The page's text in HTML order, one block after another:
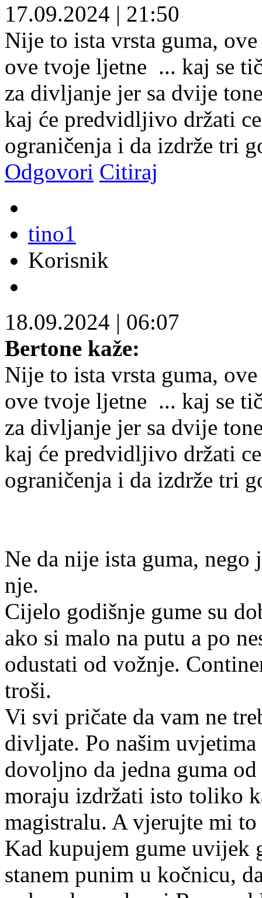
17.09.2024 | 21:50
Nije to ista vrsta guma,
ove tvoje ljetne ... kaj se
za divljanje jer sa dvije
kaj će predvidljivo držati
ograničenja i da izdrže tri
Odgovori Citiraj
tino1
Korisnik
18.09.2024 | 06:07
Bertone kaže:
Nije to ista vrsta guma,
ove tvoje ljetne ... kaj se
za divljanje jer sa dvije
kaj će predvidljivo držati
ograničenja i da izdrže tri
Ne da nije ista guma,
nje.
Cijelo godišnje gume su
ako si malo na putu a po
odustati od vožnje.
troši.
Vi svi pričate da vam ne
divljate. Po našim
dovoljno da jedna guma
moraju izdržati isto toliko
magistralu. A vjerujte mi
Kad kupujem gume uvijek
stanem punim u kočnicu,